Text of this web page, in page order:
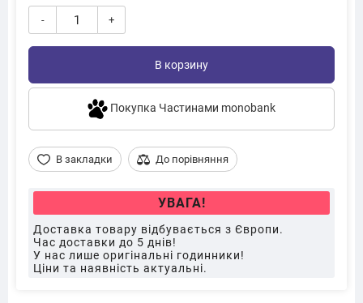
- +
В корзину
Покупка Частинами monobank
В закладки До порівняння
УВАГА!
Доставка товару відбувається з Європи.
Час доставки до 5 днів!
У нас лише оригінальні годинники!
Ціни та наявність актуальні.